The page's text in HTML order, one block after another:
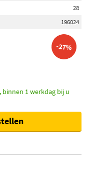
28
196024
-27%
binnen 1 werkdag bij u